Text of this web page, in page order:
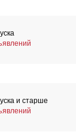
и старше